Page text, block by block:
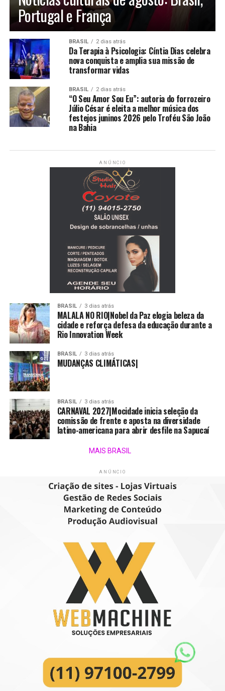
Portugal e França
BRASIL 2 dias atrás
Da Terapia à Psicologia: Cíntia Dias celebra
nova conquista e amplia sua missão de
transformar vidas
BRASIL 2 dias atrás
“O Seu Amor Sou Eu”: autoria do forrozeiro
Júlio César é eleita a melhor música dos
festejos juninos 2026 pelo Troféu São João
na Bahia
ANÚNCIO
BRASIL 3 dias atrás
MALALA NO RIO|Nobel da Paz elogia beleza da
cidade e reforça defesa da educação durante a
Rio Innovation Week
BRASIL 3 dias atrás
MUDANÇAS CLIMÁTICAS|
BRASIL 3 dias atrás
CARNAVAL 2027|Mocidade inicia seleção da
comissão de frente e aposta na diversidade
latino-americana para abrir desfile na Sapucaí
MAIS BRASIL
ANÚNCIO